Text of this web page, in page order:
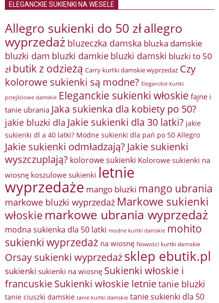
ELEGANCKIE SUKIENKI NA WESELE
Allegro sukienki do 50 złallegro
wyprzedaż bluzeczka damska bluzka damskie
bluzki dam bluzki damkie bluzki damski bluzki to 50
zł butik z odzieżą Carry kurtki damskie wyprzedaż Czy
kolorowe sukienki są modne? Eleganckie kurtki
przejściowe damskie Eleganckie sukienki włoskie fajne i
tanie ubrania Jaka sukienka dla kobiety po 50?
jakie bluzki dla Jakie sukienki dla 30 latki? jakie
sukienki dl a 40 latki? Modne sukienki dla pań po 50 Allegro
Jakie sukienki odmładzają? Jakie sukienki
wyszczuplają? kolorowe sukienki Kolorowe sukienki na
wiosnę koszulowe sukienki letnie
wyprzedaże mango bluzki mango ubrania
markowe bluzki wyprzedaż Markowe sukienki
włoskie markowe ubrania wyprzedaż
modna sukienka dla 50 latki modne kurtki damskie mohito
sukienki wyprzedaż na wiosnę Nowości kurtki damskie
Orsay sukienki wyprzedażsklep ebutik.pl
sukienki sukienki na wiosnę Sukienki włoskie i
francuskieSukienki włoskie letnietanie bluzki
tanie ciuszki damskie tanie kurtki damskie tanie sukienki dla 50